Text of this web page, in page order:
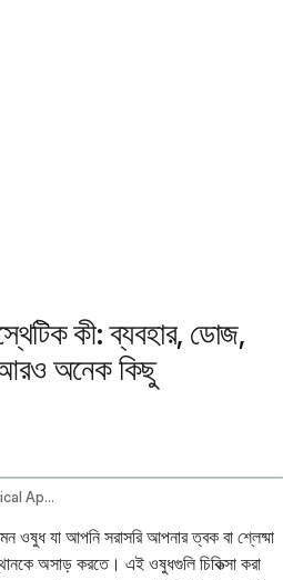
কী: ব্যবহার, ডোজ,
আরও অনেক কিছু
Anesthetic Local Topical Application Route
ওষুধ যা আপনি সরাসরি আপনার ত্বক বা শ্লেষ্মা
অসাড় করতে। এই ওষুধগুলি চিকিত্সা করা